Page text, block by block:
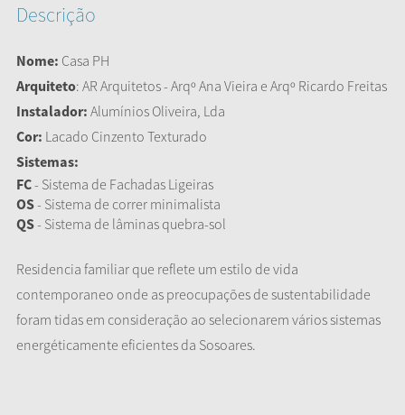
Descrição
Nome: Casa PH
Arquiteto: AR Arquitetos - Arqº Ana Vieira e Arqº Ricardo Freitas
Instalador: Alumínios Oliveira, Lda
Cor: Lacado Cinzento Texturado
Sistemas:
FC- Sistema de Fachadas Ligeiras
OS- Sistema de correr minimalista
QS- Sistema de lâminas quebra-sol
Residencia familiar que reflete um estilo de vida
contemporaneo onde as preocupações de sustentabilidade
foram tidas em consideração ao selecionarem vários sistemas
energéticamente eficientes da Sosoares.